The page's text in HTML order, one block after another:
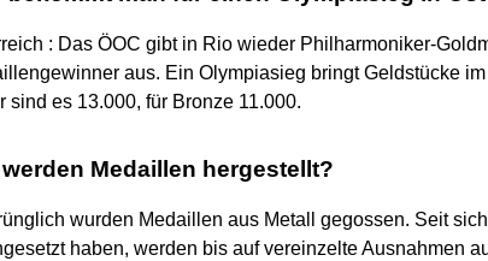
: Das ÖOC gibt in Rio wieder Philharmoniker-
aus. Ein Olympiasieg bringt Geldstücke
sind es 13.000, für Bronze 11.000.
Medaillen hergestellt?
wurden Medaillen aus Metall gegossen. Seit
haben, werden bis auf vereinzelte Ausnahmen